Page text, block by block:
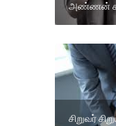
அண்ணன் கண்
சிறுவர்